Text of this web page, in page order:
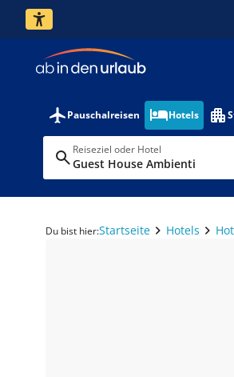
Pauschalreisen Hotels
Reiseziel oder Hotel
Guest House Ambienti
Du bist hier:Startseite Hotels